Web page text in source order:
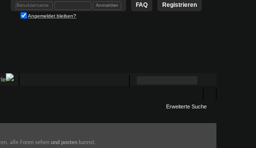
Registrieren
FAQ
Angemeldet bleiben?
Erweiterte Suche
alle Foren sehenund posten kannst.